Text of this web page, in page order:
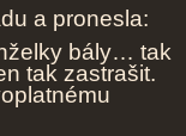
a pronesla:
bály… tak
tak zastrašit.